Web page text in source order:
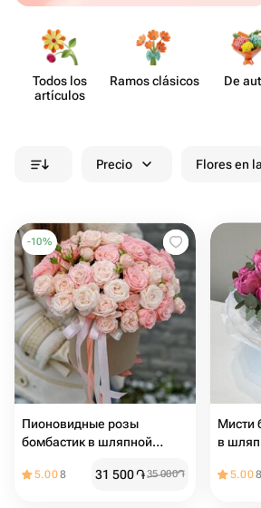
Todos los
artículos
Ramos clásicos De
Precio Flores en
-10%
Пионовидные розы
бомбастик в шляпной
5.008 31 500֏35 000֏
Мисти
в
5.008